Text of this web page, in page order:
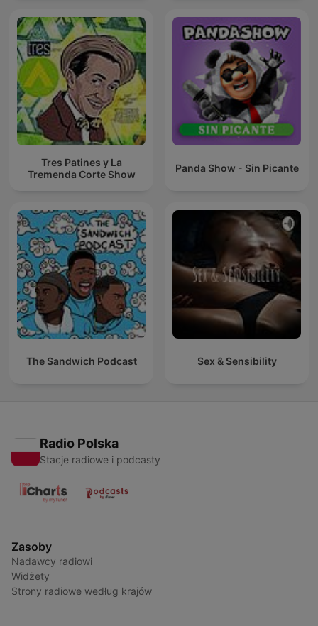
Tres Patines y La
Tremenda Corte Show
Panda Show - Sin Picante
The Sandwich Podcast Sex & Sensibility
Radio Polska
Stacje radiowe i podcasty
Zasoby
Nadawcy radiowi
Widżety
Strony radiowe według krajów